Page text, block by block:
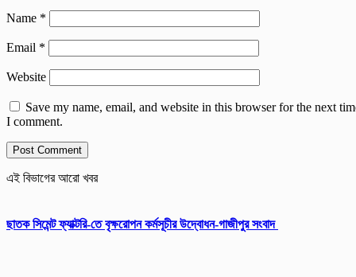
Name *
Email *
Website
Save my name, email, and website in this browser for the next
I comment.
এই বিভাগের আরো খবর
ছাতক সিমেন্ট ফ্যাক্টরি-তে বৃক্ষরোপন কর্মসূচীর উদ্বোধন-গাজীপুর সংবাদ